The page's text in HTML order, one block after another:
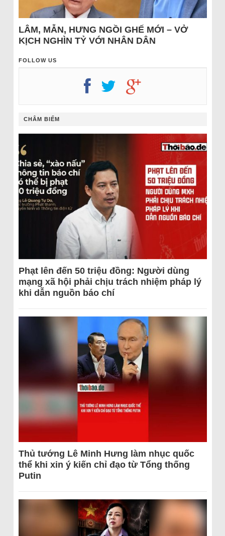
LÂM, MẪN, HƯNG NGỒI GHẾ MỚI – VỞ
KỊCH NGHÌN TỶ VỚI NHÂN DÂN
FOLLOW US
CHÂM BIẾM
Phạt lên đến 50 triệu đồng: Người dùng
mạng xã hội phải chịu trách nhiệm pháp lý
khi dẫn nguồn báo chí
Thủ tướng Lê Minh Hưng làm nhục quốc
thể khi xin ý kiến chỉ đạo từ Tổng thống
Putin